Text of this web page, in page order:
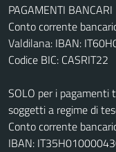
PAGAMENTI BANCARI
Conto corrente
Valdilana: IBAN:
Codice BIC: CASRIT22
SOLO per i pagamenti
soggetti a regime di
Conto corrente
IBAN: